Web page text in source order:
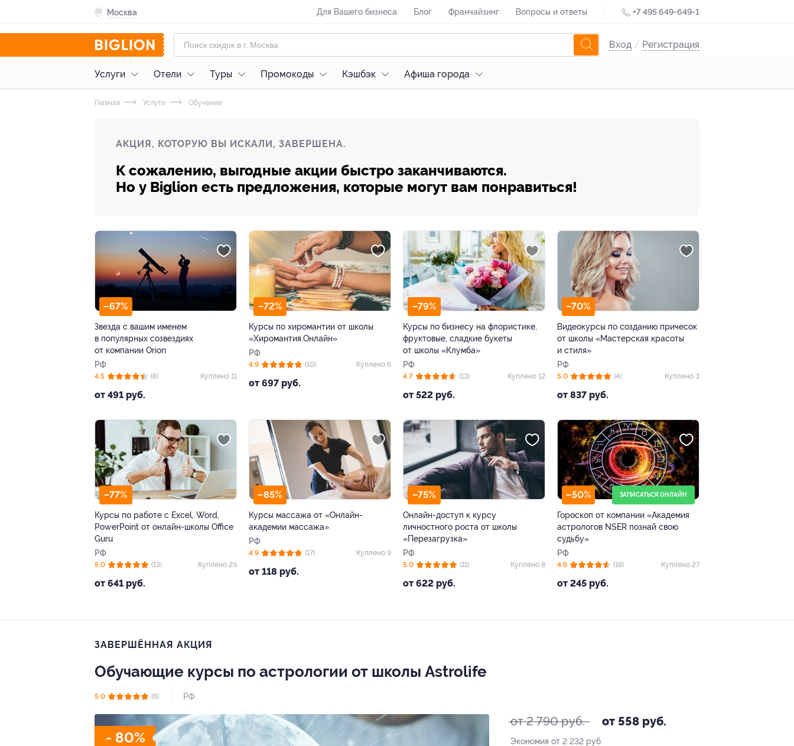
Москва Для Вашего бизнеса Блог Франчайзинг Вопросы и ответы +7 495 649-649-1
Вход / Регистрация
Услуги Отели Туры Промокоды Кэшбэк Афиша города
Главная Услуги Обучение
АКЦИЯ, КОТОРУЮ ВЫ ИСКАЛИ, ЗАВЕРШЕНА.
К сожалению, выгодные акции быстро заканчиваются.
Но у Biglion есть предложения, которые могут вам понравиться!
–67%
Звезда с вашим именем
в популярных созвездиях
от компании Orion
РФ
от 491 руб.
4.5 (8) Куплено 11
–72%
Курсы по хиромантии от школы
«Хиромантия.Онлайн»
РФ
от 697 руб.
4.9 (10) Куплено 6
–79%
Курсы по бизнесу на флористике,
фруктовые, сладкие букеты
от школы «Клумба»
РФ
от 522 руб.
4.7 (13) Куплено 12
–70%
Видеокурсы по созданию причесок
от школы «Мастерская красоты
и стиля»
РФ
от 837 руб.
5.0 (4) Куплено 3
–77%
Курсы по работе с Excel, Word,
PowerPoint от онлайн-школы Office
Guru
РФ
от 641 руб.
5.0 (13) Куплено 29
–85%
Курсы массажа от «Онлайн-
академии массажа»
РФ
от 118 руб.
4.9 (17) Куплено 9
–75%
Онлайн-доступ к курсу
личностного роста от школы
«Перезагрузка»
РФ
от 622 руб.
5.0 (11) Куплено 8
–50% ЗАПИСАТЬСЯ ОНЛАЙН
Гороскоп от компании «Академия
астрологов NSER познай свою
судьбу»
РФ
от 245 руб.
4.6 (18) Куплено 27
ЗАВЕРШЁННАЯ АКЦИЯ
Обучающие курсы по астрологии от школы Astrolife
5.0 (6) РФ
- 80%
от 2 790 руб. от 558 руб.
Экономия от 2 232 руб.